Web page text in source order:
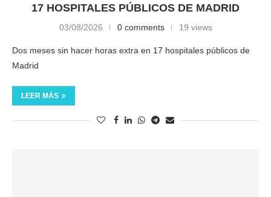
17 HOSPITALES PÚBLICOS DE MADRID
03/08/2026 0 comments 19 views
Dos meses sin hacer horas extra en 17 hospitales públicos de
Madrid
LEER MÁS